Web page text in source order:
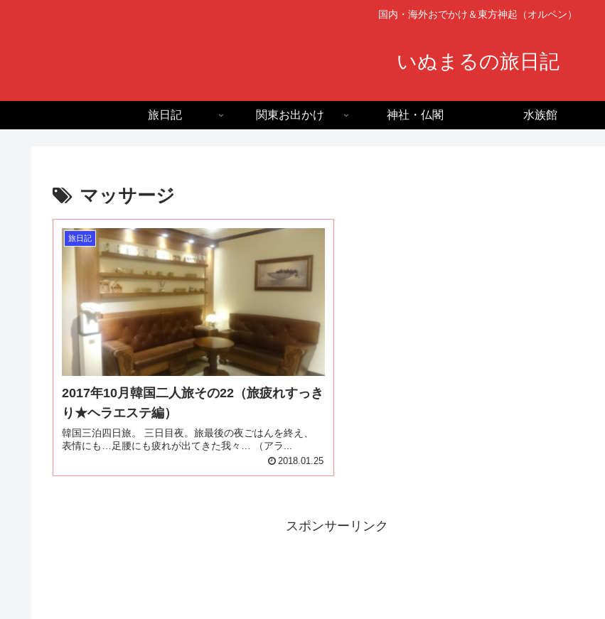
国内・海外おでかけ＆東方神起（オルペン）
いぬまるの旅日記
旅日記 関東お出かけ 神社・仏閣 水族館
マッサージ
旅日記
2017年10月韓国二人旅その22（旅疲れすっき
り★ヘラエステ編）
韓国三泊四日旅。 三日目夜。旅最後の夜ごはんを終え、
表情にも…足腰にも疲れが出てきた我々… （アラ...
2018.01.25
スポンサーリンク